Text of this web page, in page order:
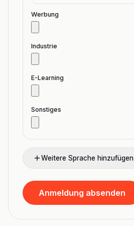
Werbung
Industrie
E-Learning
Sonstiges
Weitere Sprache hinzufügen
Anmeldung absenden